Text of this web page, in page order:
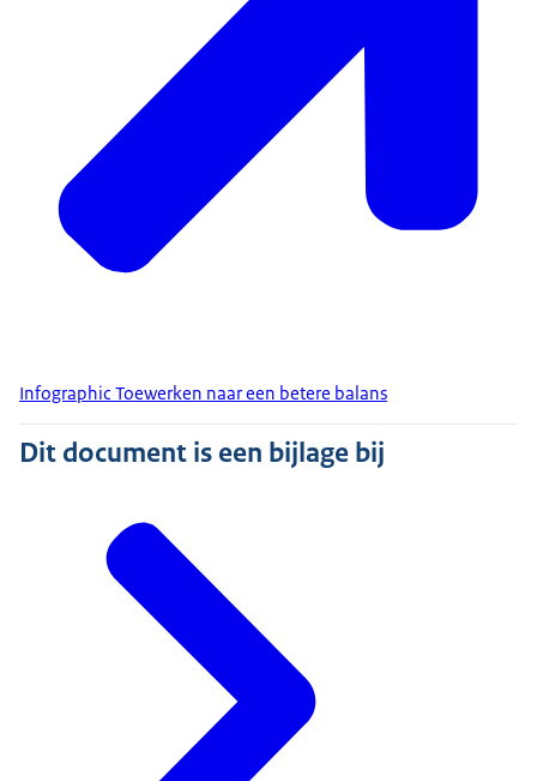
Infographic Toewerken naar een betere balans
Dit document is een bijlage bij